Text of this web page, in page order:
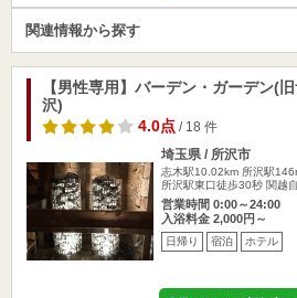
関連情報から探す
【男性専用】バーデン・ガーデン(
沢)
4.0点/ 18 件
埼玉県 / 所沢市
志木駅10.02km 所沢駅
所沢駅東口徒歩30秒 関越
営業時間 0:00～24:00
入浴料金 2,000円～
日帰り 宿泊 ホテル